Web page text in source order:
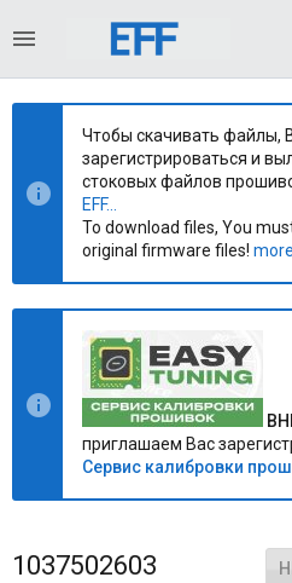
Чтобы скачивать файлы,
зарегистрироваться и
стоковых файлов
EFF...
To download files, You
original firmware files! more
приглашаем Вас
Сервис калибровки
1037502603